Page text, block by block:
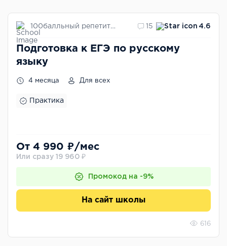
100балльный репетитор 15 4.6
Подготовка к ЕГЭ по русскому
языку
4 месяца Для всех
Практика
От 4 990 ₽/мес
Или сразу 19 960 ₽
Промокод на -9%
На сайт школы
616